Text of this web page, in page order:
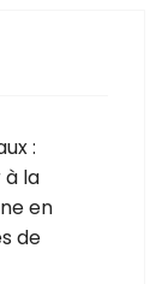
:
à la
en
de